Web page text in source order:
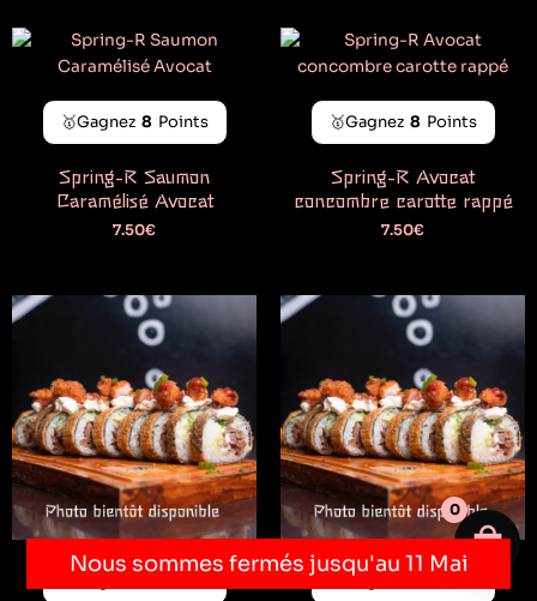
🥇Gagnez 8 Points
Spring-R Saumon
Caramélisé Avocat
7.50€
🥇Gagnez 8 Points
Spring-R Avocat
concombre carotte rappé
7.50€
🥇Gagnez
Nous sommes fermés jusqu'au 11 Mai
Votre
0